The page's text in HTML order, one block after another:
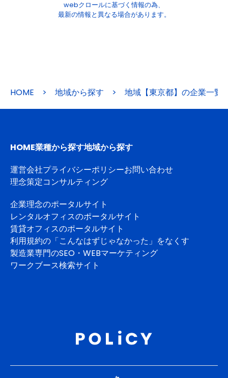
webクロールに基づく情報の為、
最新の情報と異なる場合があります。
HOME > 地域から探す > 地域【東京都】の企業一覧
HOME業種から探す地域から探す
運営会社プライバシーポリシーお問い合わせ
理念策定コンサルティング
企業理念のポータルサイト
レンタルオフィスのポータルサイト
賃貸オフィスのポータルサイト
利用規約の「こんなはずじゃなかった」をなくす
製造業専門のSEO・WEBマーケティング
ワークブース検索サイト